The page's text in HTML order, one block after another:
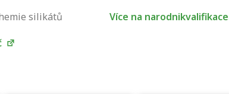
silikátů
Více na
Pro které